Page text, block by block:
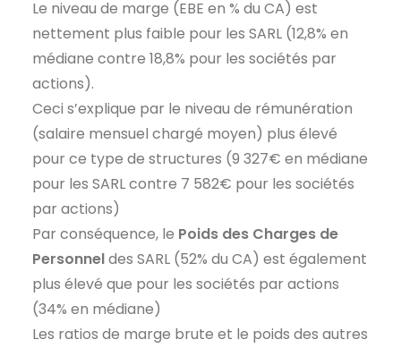
Le niveau de marge (EBE en % du CA) est
nettement plus faible pour les SARL (12,8% en
médiane contre 18,8% pour les sociétés par
actions).
Ceci s’explique par le niveau de rémunération
(salaire mensuel chargé moyen) plus élevé
pour ce type de structures (9 327€ en médiane
pour les SARL contre 7 582€ pour les sociétés
par actions)
Par conséquence, le Poids des Charges de
Personneldes SARL (52% du CA) est également
plus élevé que pour les sociétés par actions
(34% en médiane)
Les ratios de marge brute et le poids des autres